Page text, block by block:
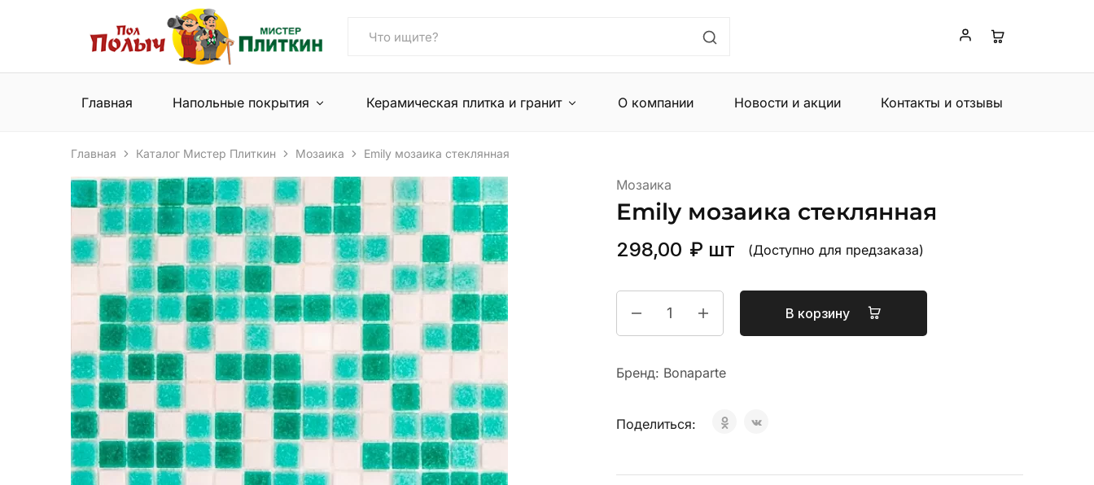
Пол
Полыч
Плиткин
Сеть
магазинов
и
керамической
Главная Напольные покрытия Керамическая плитка и гранит О компании Новости и акции Контакты и отзывы
Главная Каталог Мистер Плиткин Мозаика Emily мозаика стеклянная
Мозаика
Emily мозаика стеклянная
298,00 ₽ шт (Доступно для предзаказа)
В корзину
Бренд: Bonaparte
Поделиться: